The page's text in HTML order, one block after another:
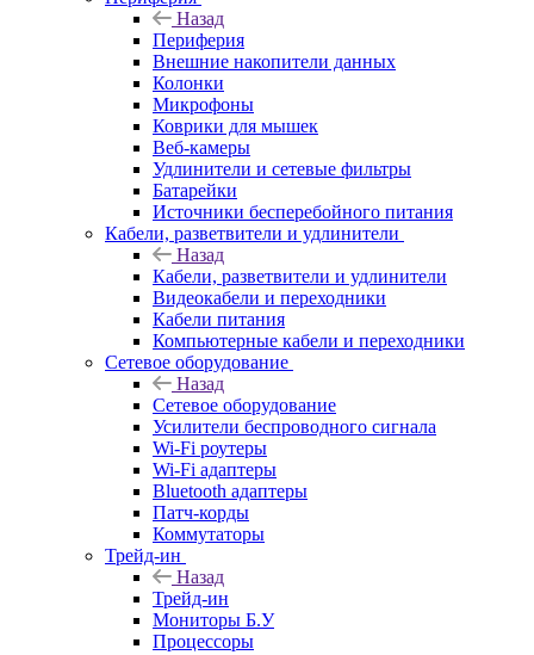
Назад
Периферия
Внешние накопители данных
Колонки
Микрофоны
Коврики для мышек
Веб-камеры
Удлинители и сетевые фильтры
Батарейки
Источники бесперебойного питания
Кабели, разветвители и удлинители
Назад
Кабели, разветвители и удлинители
Видеокабели и переходники
Кабели питания
Компьютерные кабели и переходники
Сетевое оборудование
Назад
Сетевое оборудование
Усилители беспроводного сигнала
Wi-Fi роутеры
Wi-Fi адаптеры
Bluetooth адаптеры
Патч-корды
Коммутаторы
Трейд-ин
Назад
Трейд-ин
Мониторы Б.У
Процессоры